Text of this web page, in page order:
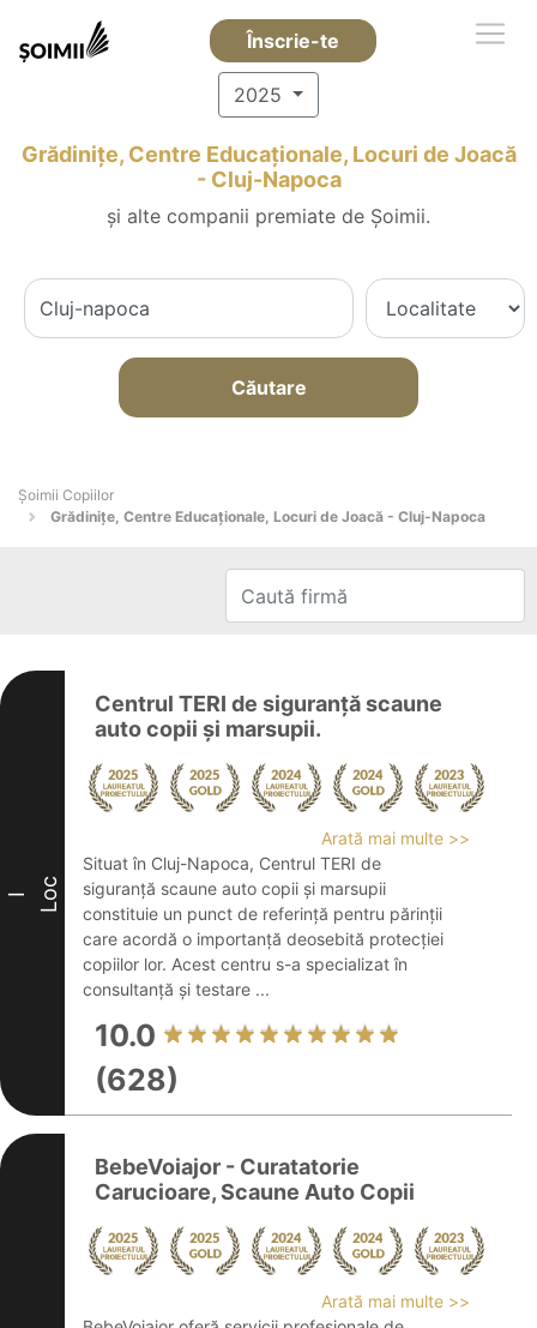
Înscrie-te
2025
Grădinițe, Centre Educaționale, Locuri de Joacă
- Cluj-Napoca
și alte companii premiate de Șoimii.
Căutare
Șoimii Copiilor
Grădinițe, Centre Educaționale, Locuri de Joacă - Cluj-Napoca
I Loc
Centrul TERI de siguranță scaune
auto copii și marsupii.
Arată mai multe >>
Situat în Cluj-Napoca, Centrul TERI de
siguranță scaune auto copii și marsupii
constituie un punct de referință pentru părinții
care acordă o importanță deosebită protecției
copiilor lor. Acest centru s-a specializat în
consultanță și testare ...
10.0
(628)
BebeVoiajor - Curatatorie
Carucioare, Scaune Auto Copii
Arată mai multe >>